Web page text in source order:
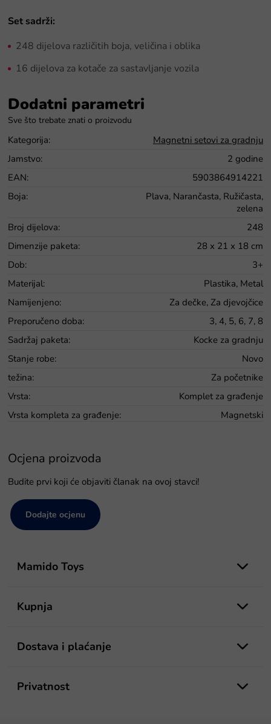
Set sadrži:
248 dijelova različitih boja, veličina i oblika
16 dijelova za kotače za sastavljanje vozila
Dodatni parametri
Kategorija:
Magnetni setovi za gradnju
Jamstvo:
2 godine
EAN:
5903864914221
Boja:
Plava, Narančasta, Ružičasta,
zelena
Broj dijelova:
248
Dimenzije paketa:
28 x 21 x 18 cm
Dob:
3+
Materijal:
Plastika, Metal
Namijenjeno:
Za dečke, Za djevojčice
Preporučeno doba:
3, 4, 5, 6, 7, 8
Sadržaj paketa:
Kocke za gradnju
Stanje robe:
Novo
težina:
Za početnike
Vrsta:
Komplet za građenje
Vrsta kompleta za građenje: Magnetski
Ocjena proizvoda
Budite prvi koji će objaviti članak na ovoj stavci!
Dodajte ocjenu
Mamido Toys
Kupnja
Dostava i plaćanje
Privatnost